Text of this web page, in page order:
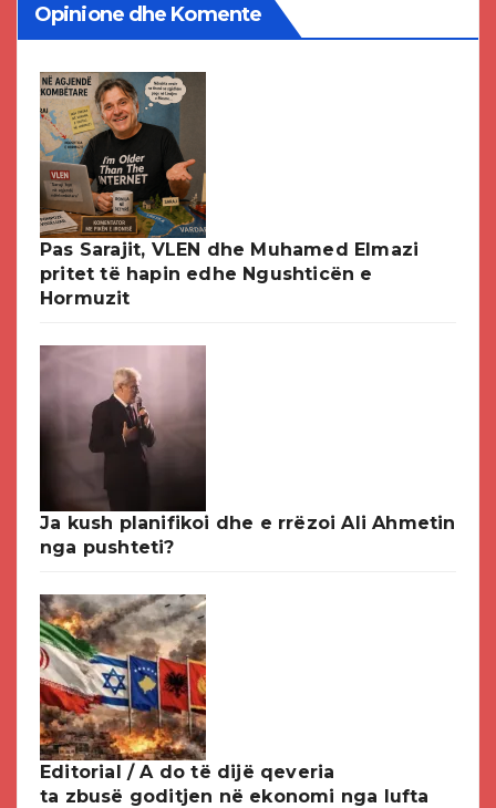
Opinione dhe Komente
Pas Sarajit, VLEN dhe Muhamed Elmazi
pritet të hapin edhe Ngushticën e
Hormuzit
Ja kush planifikoi dhe e rrëzoi Ali Ahmetin
nga pushteti?
Editorial / A do të dijë qeveria
ta zbusë goditjen në ekonomi nga lufta